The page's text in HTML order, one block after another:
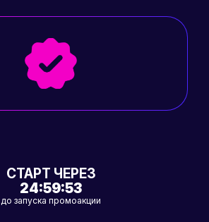
СТАРТ ЧЕРЕЗ
24:59:52
до запуска промоакции